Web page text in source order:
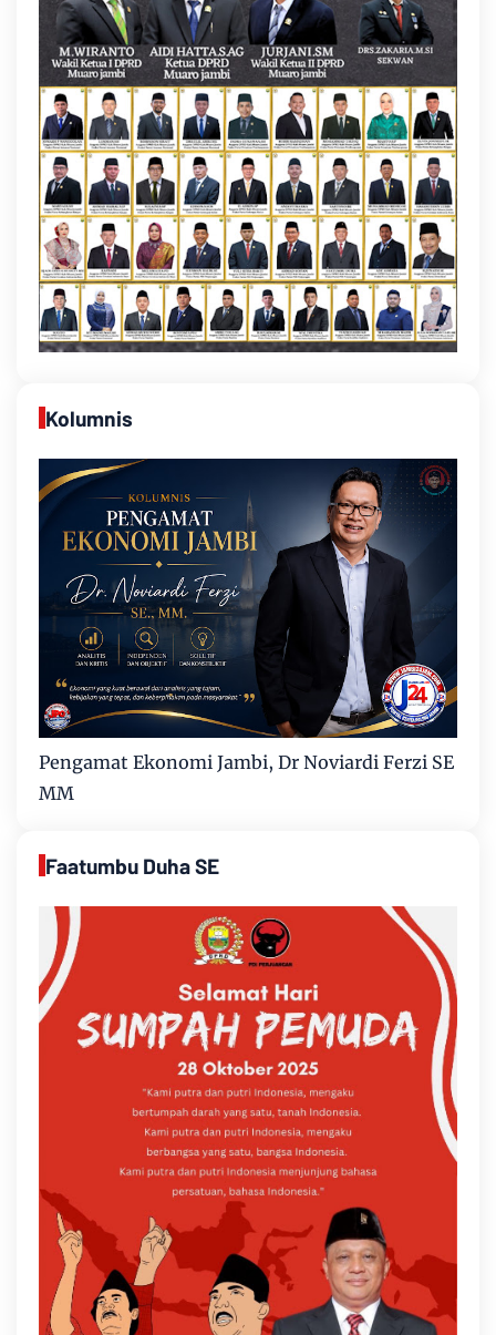
Kolumnis
Pengamat Ekonomi Jambi, Dr Noviardi Ferzi SE
MM
Faatumbu Duha SE